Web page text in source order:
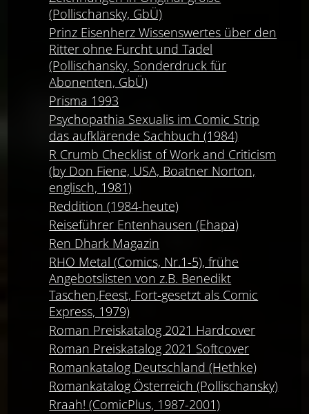
(Pollischansky, GbÜ)
Prinz Eisenherz Wissenswertes über den
Ritter ohne Furcht und Tadel
(Pollischansky, Sonderdruck für
Abonenten, GbÜ)
Prisma 1993
Psychopathia Sexualis im Comic Strip
das aufklärende Sachbuch (1984)
R Crumb Checklist of Work and Criticism
(by Don Fiene, USA, Boatner Norton,
englisch, 1981)
Reddition (1984-heute)
Reiseführer Entenhausen (Ehapa)
Ren Dhark Magazin
RHO Metal (Comics, Nr.1-5), frühe
Angebotslisten von z.B. Benedikt
Taschen,Feest, Fort-gesetzt als Comic
Express, 1979)
Roman Preiskatalog 2021 Hardcover
Roman Preiskatalog 2021 Softcover
Romankatalog Deutschland (Hethke)
Romankatalog Österreich (Pollischansky)
Rraah! (ComicPlus, 1987-2001)